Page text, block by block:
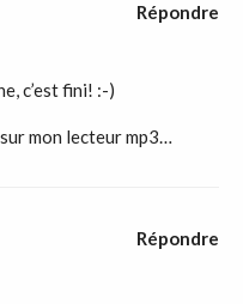
c’est fini! :-)
mon lecteur mp3…
Répondre
Répondre